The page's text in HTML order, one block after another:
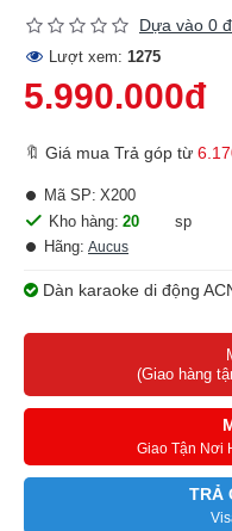
Dựa vào 0
Lượt xem: 1275
5.990.000đ
🔖 Giá mua Trả góp từ
Kho hàng: 20
sp
Hãng: Aucus
Mã SP: X200
Dàn karaoke di động
(Giao hàng
Giao Tận Nơi
TRẢ